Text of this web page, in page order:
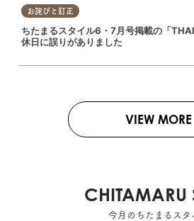
お詫びと訂正
ちたまるスタイル6・7月号掲載の「
休日に誤りがありました
VIEW MORE
CHITAMARU
今月のちたまるスタ